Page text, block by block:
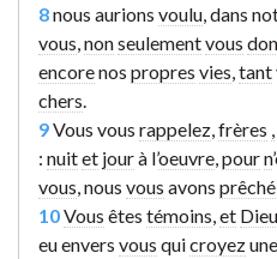
8nous aurions voulu , dans
vous nonseulementvous
encorenos propres vies tant
chers
9Vous vous rappelez frères
: nuitet jourà l’oeuvre pourn
vous , nous vous avons prêché
10Vous êtes témoins et Dieu
eu envers vous quicroyezune